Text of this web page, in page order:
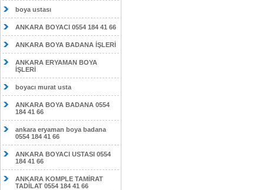
boya ustası
ANKARA BOYACI 0554 184 41 66
ANKARA BOYA BADANA İŞLERİ
ANKARA ERYAMAN BOYA
İŞLERİ
boyacı murat usta
ANKARA BOYA BADANA 0554
184 41 66
ankara eryaman boya badana
0554 184 41 66
ANKARA BOYACI USTASI 0554
184 41 66
ANKARA KOMPLE TAMİRAT
TADİLAT 0554 184 41 66